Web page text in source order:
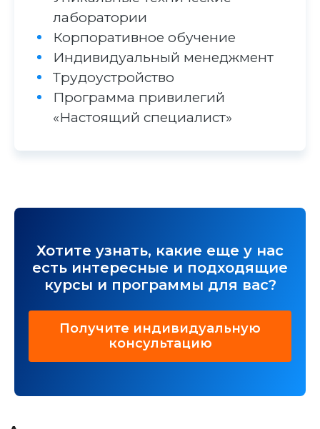
лаборатории
Корпоративное обучение
Индивидуальный менеджмент
Трудоустройство
Программа привилегий
«Настоящий специалист»
Хотите узнать, какие еще у нас
есть интересные и подходящие
курсы и программы для вас?
Получите индивидуальную
консультацию